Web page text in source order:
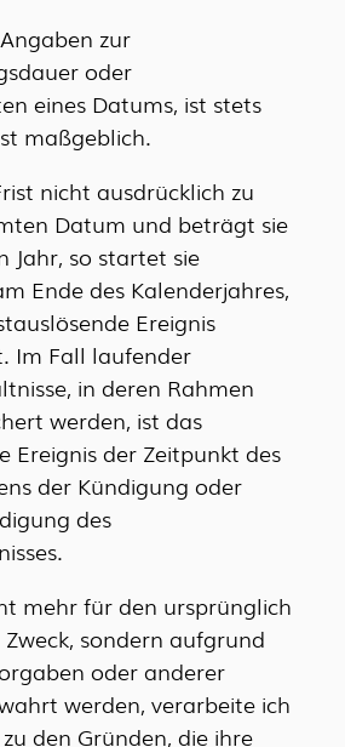
zur
oder
eines Datums, ist stets
maßgeblich.
nicht ausdrücklich zu
Datum und beträgt sie
Jahr, so startet sie
Ende des Kalenderjahres,
Ereignis
Im Fall laufender
in deren Rahmen
werden, ist das
Ereignis der Zeitpunkt des
der Kündigung oder
des
mehr für den ursprünglich
sondern aufgrund
oder anderer
werden, verarbeite ich
den Gründen, die ihre